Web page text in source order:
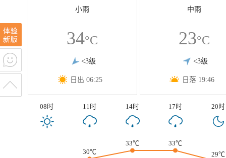
小雨
34°C
<3级
日出 06:25
中雨
23°C
<3级
日落 19:46
08时 11时 14时 17时 20时
30℃
33℃
33℃
29℃